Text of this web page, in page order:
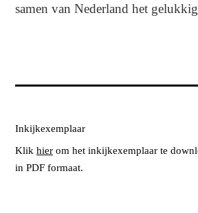
samen van Nederland het
Inkijkexemplaar
Klik hier om het inkijkexemplaar te
in PDF formaat.